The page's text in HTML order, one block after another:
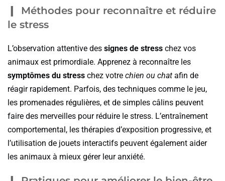
Méthodes pour reconnaître et réduire
le stress
L’observation attentive des signes de stress chez vos
animaux est primordiale. Apprenez à reconnaître les
symptômes du stress chez votre chien ou chat afin de
réagir rapidement. Parfois, des techniques comme le jeu,
les promenades régulières, et de simples câlins peuvent
faire des merveilles pour réduire le stress. L’entraînement
comportemental, les thérapies d’exposition progressive, et
l’utilisation de jouets interactifs peuvent également aider
les animaux à mieux gérer leur anxiété.